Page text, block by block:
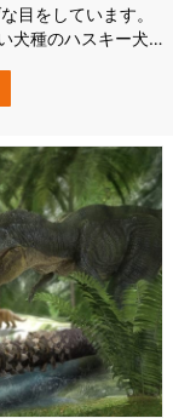
目をしています。
犬種のハスキー犬
ったのでしょう
エンス学科に所属